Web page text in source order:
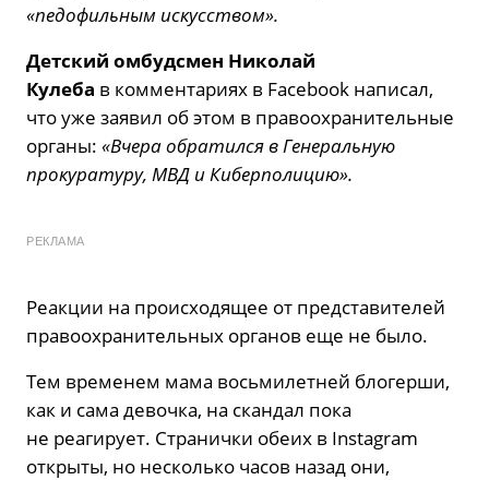
«педофильным искусством».
Детский омбудсмен Николай
Кулеба в комментариях в Facebook написал,
что уже заявил об этом в правоохранительные
органы: «Вчера обратился в Генеральную
прокуратуру, МВД и Киберполицию».
РЕКЛАМА
Реакции на происходящее от представителей
правоохранительных органов еще не было.
Тем временем мама восьмилетней блогерши,
как и сама девочка, на скандал пока
не реагирует. Странички обеих в Instagram
открыты, но несколько часов назад они,